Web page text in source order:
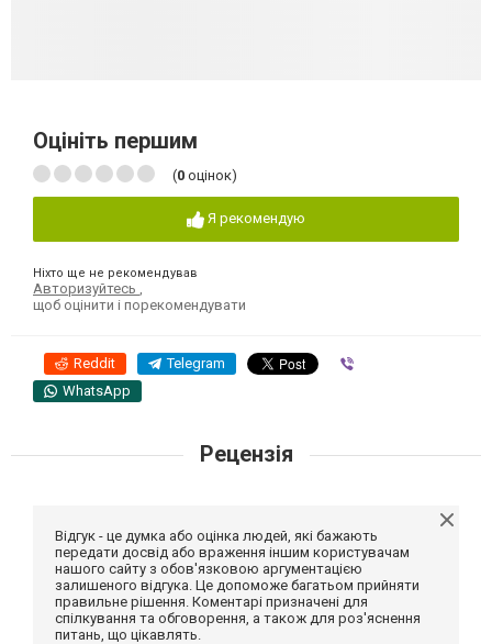
Оцініть першим
(0 оцінок)
Я рекомендую
Ніхто ще не рекомендував
Авторизуйтесь
щоб оцінити і порекомендувати
Reddit Telegram
WhatsApp
Рецензія
Відгук - це думка або оцінка людей, які бажають
передати досвід або враження іншим користувачам
нашого сайту з обов'язковою аргументацією
залишеного відгука. Це допоможе багатьом прийняти
правильне рішення. Коментарі призначені для
спілкування та обговорення, а також для роз'яснення
питань, що цікавлять.